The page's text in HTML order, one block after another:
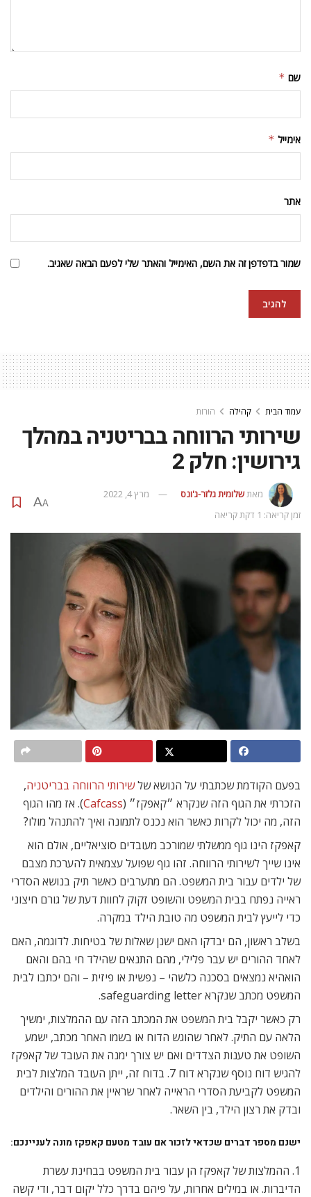
שם *
אימייל *
אתר
שמור בדפדפן זה את השם, האימייל והאתר שלי לפעם הבאה שאגיב.
עמוד הבית קהילה הורות
שירותי הרווחה בבריטניה במהלך
גירושין: חלק 2
מאתשלומית גלזר-ג'ונס
מרץ 4, 2022
זמן קריאה: 1 דקת קריאה
A
A
בפעם הקודמת שכתבתי על הנושא שלשירותי הרווחה בבריטניה,
הזכרתי את הגוף הזה שנקרא ״קאפקז״ (Cafcass). אז מהו הגוף
הזה, מה יכול לקרות כאשר הוא נכנס לתמונה ואיך להתנהל מולו?
קאפקז הינו גוף ממשלתי שמורכב מעובדים סוציאליים, אולם הוא
אינו שייך לשירותי הרווחה. זהו גוף שפועל עצמאית להערכת מצבם
של ילדים עבור בית המשפט. הם מתערבים כאשר תיק בנושא הסדרי
ראייה נפתח בבית המשפט והשופט זקוק לחוות דעת של גורם חיצוני
כדי לייעץ לבית המשפט מה טובת הילד במקרה.
בשלב ראשון, הם יבדקו האם ישנן שאלות של בטיחות. לדוגמה, האם
לאחד ההורים יש עבר פלילי, מהם התנאים שהילד חי בהם והאם
הואהיא נמצאים בסכנה כלשהי – נפשית או פיזית – והם יכתבו לבית
המשפט מכתב שנקרא safeguarding letter.
רק כאשר יקבל בית המשפט את המכתב הזה עם ההמלצות, ימשיך
הלאה עם התיק. לאחר שהוגש הדוח או בשמו האחר מכתב, ישמע
השופט את טענות הצדדים ואם יש צורך ימנה את העובד של קאפקז
להגיש דוח נוסף שנקרא דוח 7. בדוח זה, ייתן העובד המלצות לבית
המשפט לקביעת הסדרי הראייה לאחר שראיין את ההורים והילדים
ובדק את רצון הילד, בין השאר.
ישנם מספר דברים שכדאי לזכור אם עובד מטעם קאפקז מונה לעניינכם:
1. ההמלצות של קאפקז הן עבור בית המשפט בבחינת עשרת
הדיברות. או במילים אחרות, על פיהם בדרך כלל יקום דבר, ודי קשה